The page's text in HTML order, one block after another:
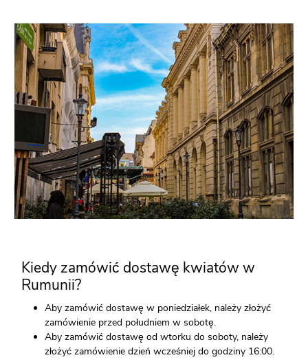
Kiedy zamówić dostawę kwiatów w
Rumunii?
Aby zamówić dostawę w poniedziałek, należy złożyć
zamówienie przed południem w sobotę.
Aby zamówić dostawę od wtorku do soboty, należy
złożyć zamówienie dzień wcześniej do godziny 16:00.